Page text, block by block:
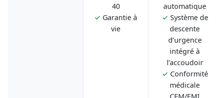
40
✓ Garantie à
vie
automatique
✓ Système de
descente
d’urgence
intégré à
l’accoudoir
✓ Conformité
médicale